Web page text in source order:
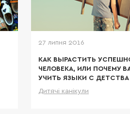
27 липня 2016
КАК ВЫРАСТИТЬ
ЧЕЛОВЕКА, ИЛИ ПОЧЕМУ
УЧИТЬ ЯЗЫКИ С ДЕТСТВА
Дитячі канікули